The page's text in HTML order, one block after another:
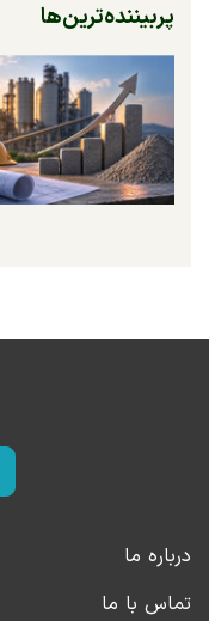
پربیننده‌ترین‌ها
درباره ما
تماس با ما